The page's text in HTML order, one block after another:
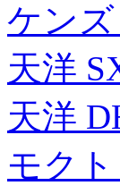
ケンズ
天洋
天洋
モク